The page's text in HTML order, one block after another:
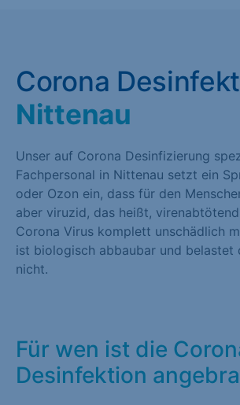
Corona
Nittenau
Unser auf Corona Desinfizierung
Fachpersonal in Nittenau setzt ein
oder Ozon ein, dass für den
aber viruzid, das heißt,
Corona Virus komplett unschädlich
ist biologisch abbaubar und belastet
nicht.
Für wen ist die
Desinfektion